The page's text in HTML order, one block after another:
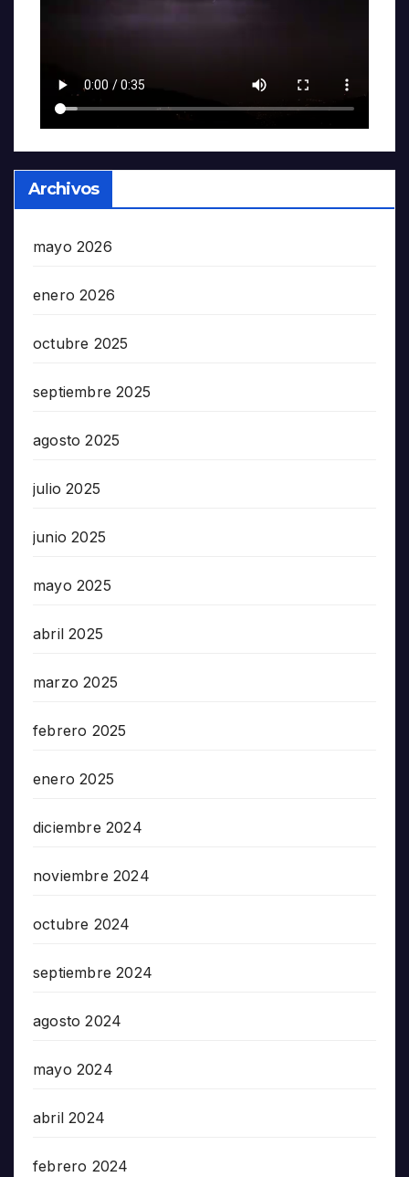
Archivos
mayo 2026
enero 2026
octubre 2025
septiembre 2025
agosto 2025
julio 2025
junio 2025
mayo 2025
abril 2025
marzo 2025
febrero 2025
enero 2025
diciembre 2024
noviembre 2024
octubre 2024
septiembre 2024
agosto 2024
mayo 2024
abril 2024
febrero 2024